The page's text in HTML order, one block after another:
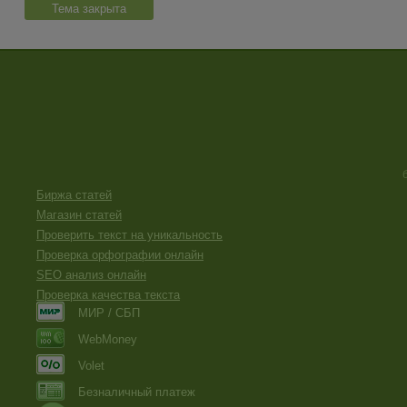
Тема закрыта
Биржа статей
Магазин статей
Проверить текст на уникальность
Проверка орфографии онлайн
SEO анализ онлайн
Проверка качества текста
МИР / СБП
WebMoney
Volet
Безналичный платеж